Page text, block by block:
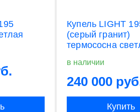
Купель LIGHT
(серый гранит)
термососна
в наличии
240 000
Купить